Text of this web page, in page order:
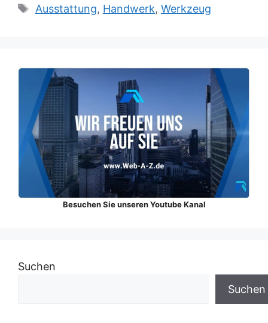
Schlagwörter
Ausstattung, Handwerk, Werkzeug
Besuchen Sie unseren Youtube Kanal
Suchen
Suchen